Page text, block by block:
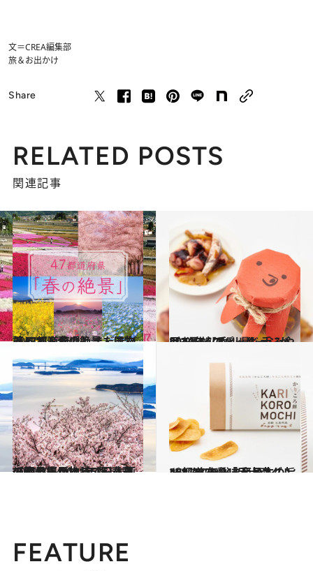
文＝CREA編集部
旅＆お出かけ
Share
RELATED POSTS
関連記事
2021.3.5
【47都道府県】まだまだある！ 春の絶景・風物詩リスト
旅＆お出かけ 2021.2.5
2020年【香川県】手みやげ3選 蛸のパッケージが目を引くアヒージョ
グルメ
2021.3.14
【岡山県 2021年版】 春の絶景・風物詩5選 春霞の海と桜がまるで日本画のよう！
旅＆お出かけ 2021.2.20
47都道府県「手土産グルメ」2020-21 “西日本の旨いもの”を総まとめ
グルメ
FEATURE